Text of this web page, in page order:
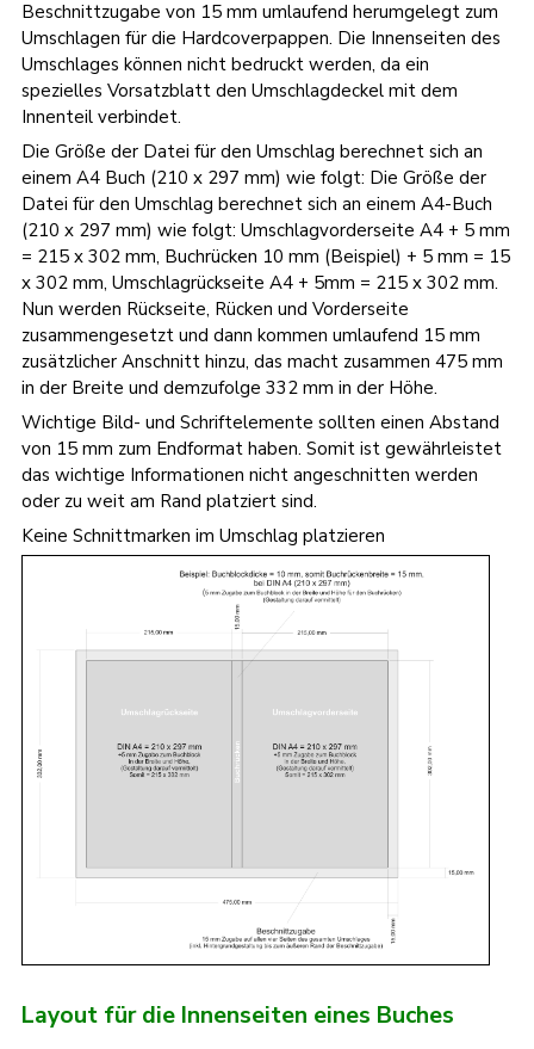
Beschnittzugabe von 15 mm umlaufend herumgelegt zum
Umschlagen für die Hardcoverpappen. Die Innenseiten des
Umschlages können nicht bedruckt werden, da ein
spezielles Vorsatzblatt den Umschlagdeckel mit dem
Innenteil verbindet.
Die Größe der Datei für den Umschlag berechnet sich an
einem A4 Buch (210 x 297 mm) wie folgt: Die Größe der
Datei für den Umschlag berechnet sich an einem A4-Buch
(210 x 297 mm) wie folgt: Umschlagvorderseite A4 + 5 mm
= 215 x 302 mm, Buchrücken 10 mm (Beispiel) + 5 mm = 15
x 302 mm, Umschlagrückseite A4 + 5mm = 215 x 302 mm.
Nun werden Rückseite, Rücken und Vorderseite
zusammengesetzt und dann kommen umlaufend 15 mm
zusätzlicher Anschnitt hinzu, das macht zusammen 475 mm
in der Breite und demzufolge 332 mm in der Höhe.
Wichtige Bild- und Schriftelemente sollten einen Abstand
von 15 mm zum Endformat haben. Somit ist gewährleistet
das wichtige Informationen nicht angeschnitten werden
oder zu weit am Rand platziert sind.
Keine Schnittmarken im Umschlag platzieren
Layout für die Innenseiten eines Buches